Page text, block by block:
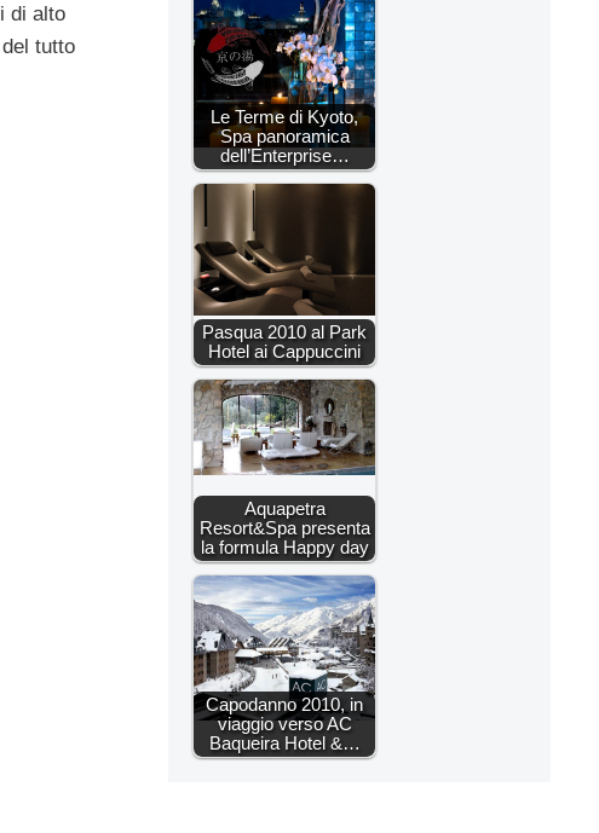
di alto
tutto
Le Terme di Kyoto,
Spa panoramica
dell’Enterprise…
Pasqua 2010 al Park
Hotel ai Cappuccini
Aquapetra
Resort&Spa presenta
la formula Happy day
Capodanno 2010, in
viaggio verso AC
Baqueira Hotel &…